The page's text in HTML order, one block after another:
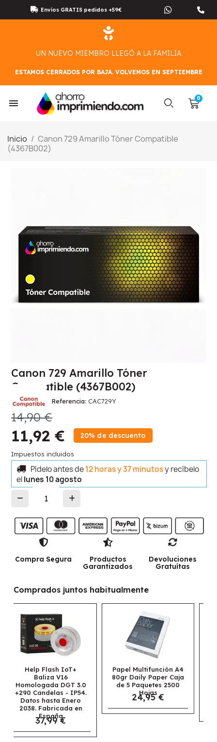
Envíos GRATIS pedidos +59€
UN NUEVO MIEMBRO LLEGÓ A LA FAMILIA
ESTAMOS CERRADOS POR BAJA. VOLVEMOS EN SEPTIEMBRE
Inicio
Canon 729 Amarillo Tóner Compatible
(4367B002)
Canon 729 Amarillo Tóner
Compatible (4367B002)
Referencia CAC729Y
14,90 €
11,92 € 20% de descuento
Impuestos incluidos
Pídelo antes de12 horas y 37 minutosy recíbelo
ellunes 10 agosto
Compra Segura
Productos
Garantizados
Devoluciones
Gratuítas
Comprados juntos habitualmente
Papel Multifunción A4
80gr Daily Paper Caja
de 5 Paquetes 2500
Hojas
24,95 €
Papel Navigator
Universal
Multifunción A3 80gr
Caja de 5 Paquetes
2500 Hojas